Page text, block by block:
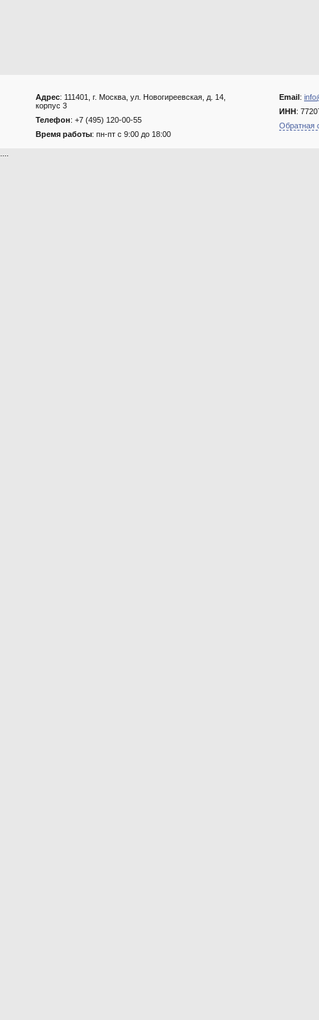
Адрес: 111401, г. Москва, ул. Новогиреевская, д. 14,
корпус 3
Телефон: +7 (495) 120-00-55
Время работы: пн-пт с 9:00 до 18:00
Email:
ИНН:
Обратная
....